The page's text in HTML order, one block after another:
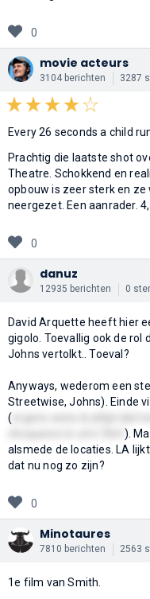
0
movie acteurs
3104 berichten 3287
Every 26 seconds a child
Prachtig die laatste shot
Theatre. Schokkend en
opbouw is zeer sterk en
neergezet. Een aanrader.
0
danuz
12935 berichten 0
David Arquette heeft hier
gigolo. Toevallig ook de rol
Johns vertolkt.. Toeval?
Anyways, wederom een
Streetwise, Johns). Einde
(
).
alsmede de locaties. LA
dat nu nog zo zijn?
0
Minotaures
7810 berichten 2563
1e film van Smith.